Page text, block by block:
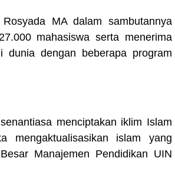
MA dalam sambutannya
mahasiswa serta menerima
dengan beberapa program
menciptakan iklim Islam
mengaktualisasikan islam yang
Manajemen Pendidikan UIN